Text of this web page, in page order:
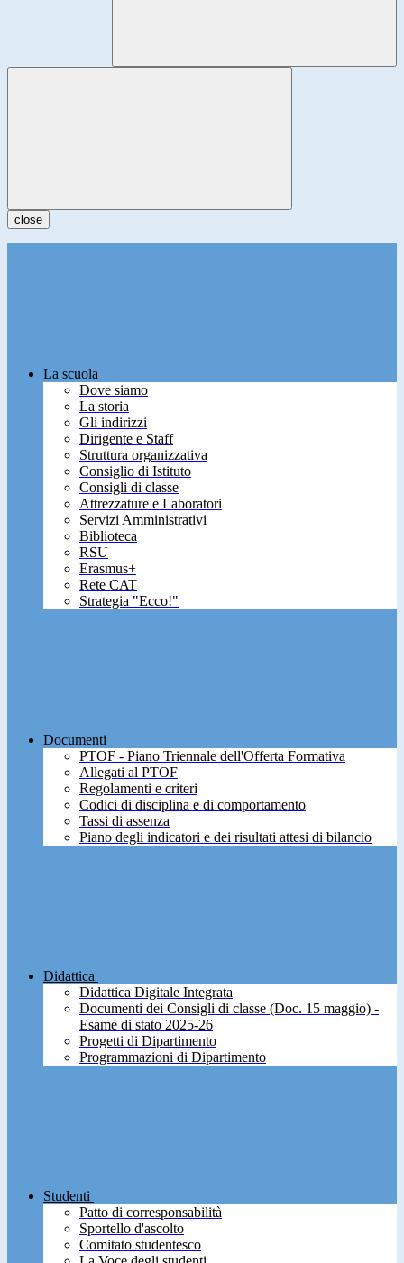
close
La scuola
Dove siamo
La storia
Gli indirizzi
Dirigente e Staff
Struttura organizzativa
Consiglio di Istituto
Consigli di classe
Attrezzature e Laboratori
Servizi Amministrativi
Biblioteca
RSU
Erasmus+
Rete CAT
Strategia "Ecco!"
Documenti
PTOF - Piano Triennale dell'Offerta Formativa
Allegati al PTOF
Regolamenti e criteri
Codici di disciplina e di comportamento
Tassi di assenza
Piano degli indicatori e dei risultati attesi di bilancio
Didattica
Didattica Digitale Integrata
Documenti dei Consigli di classe (Doc. 15 maggio) -
Esame di stato 2025-26
Progetti di Dipartimento
Programmazioni di Dipartimento
Studenti
Patto di corresponsabilità
Sportello d'ascolto
Comitato studentesco